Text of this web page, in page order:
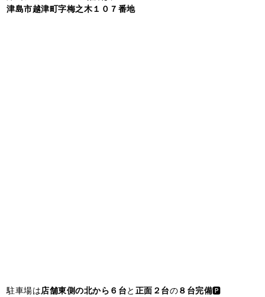
津島市越津町字梅之木１０７番地
駐車場は店舗東側の北から６台と 正面２台の８台完備🅿️